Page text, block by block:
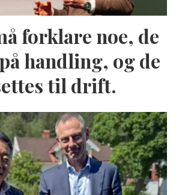
forklare noe, de
handling, og de
til drift.